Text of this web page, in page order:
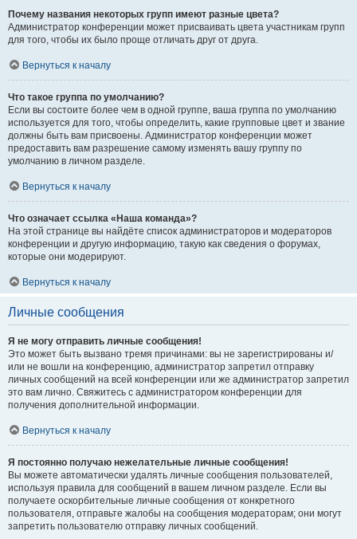
Почему названия некоторых групп имеют разные цвета?
Администратор конференции может присваивать цвета участникам групп
для того, чтобы их было проще отличать друг от друга.
Вернуться к началу
Что такое группа по умолчанию?
Если вы состоите более чем в одной группе, ваша группа по умолчанию
используется для того, чтобы определить, какие групповые цвет и звание
должны быть вам присвоены. Администратор конференции может
предоставить вам разрешение самому изменять вашу группу по
умолчанию в личном разделе.
Вернуться к началу
Что означает ссылка «Наша команда»?
На этой странице вы найдёте список администраторов и модераторов
конференции и другую информацию, такую как сведения о форумах,
которые они модерируют.
Вернуться к началу
Личные сообщения
Я не могу отправить личные сообщения!
Это может быть вызвано тремя причинами: вы не зарегистрированы и/
или не вошли на конференцию, администратор запретил отправку
личных сообщений на всей конференции или же администратор запретил
это вам лично. Свяжитесь с администратором конференции для
получения дополнительной информации.
Вернуться к началу
Я постоянно получаю нежелательные личные сообщения!
Вы можете автоматически удалять личные сообщения пользователей,
используя правила для сообщений в вашем личном разделе. Если вы
получаете оскорбительные личные сообщения от конкретного
пользователя, отправьте жалобы на сообщения модераторам; они могут
запретить пользователю отправку личных сообщений.